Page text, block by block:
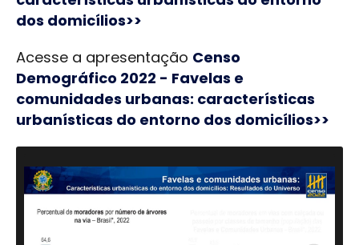
dos domicílios>>
Acesse a apresentação Censo
Demográfico 2022 - Favelas e
comunidades urbanas: características
urbanísticas do entorno dos domicílios>>